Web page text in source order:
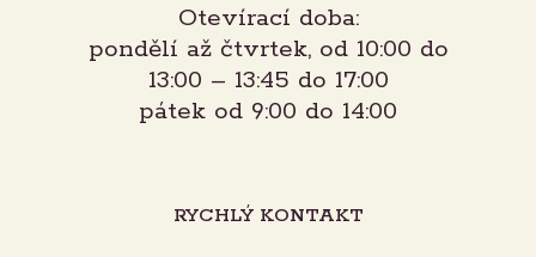
Otevírací doba:
pondělí až čtvrtek, od 10:00 do
13:00 – 13:45 do 17:00
pátek od 9:00 do 14:00
RYCHLÝ KONTAKT